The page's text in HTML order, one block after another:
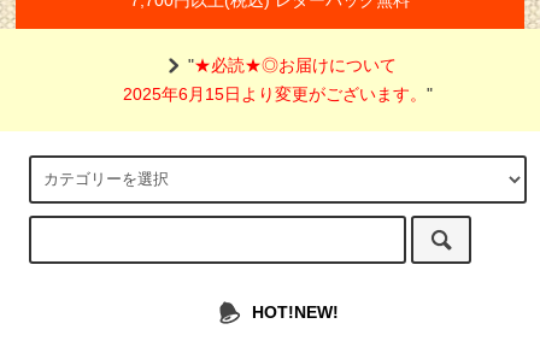
"★必読★◎お届けについて
2025年6月15日より変更がございます。"
HOT!NEW!